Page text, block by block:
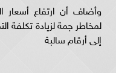
وأضاف أن ارتفاع أسعار
لمخاطر جمة لزيادة تكلفة
إلى أرقام سالبة